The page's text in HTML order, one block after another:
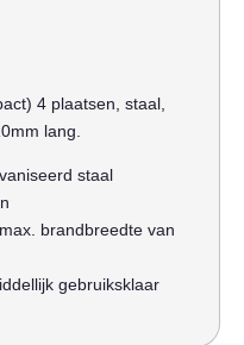
4 plaatsen, staal,
lang.
staal
brandbreedte van
gebruiksklaar